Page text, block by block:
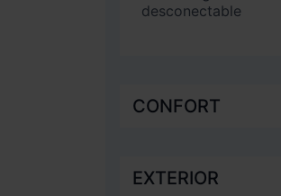
desconectable
CONFORT
EXTERIOR